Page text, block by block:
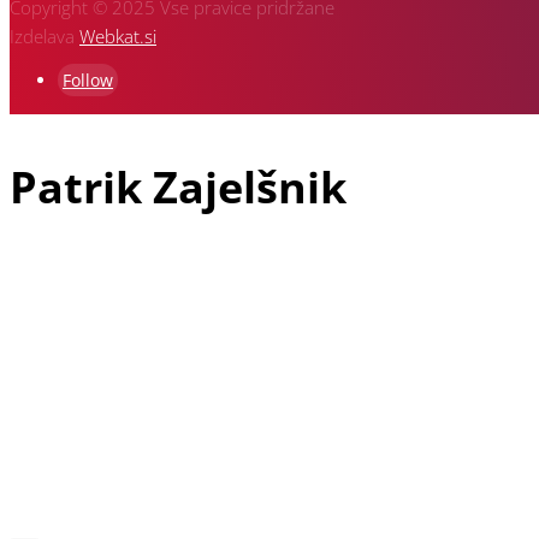
Copyright © 2025 Vse pravice pridržane
Izdelava Webkat.si
Follow
Patrik Zajelšnik